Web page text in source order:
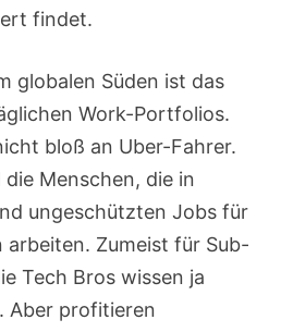
findet.
globalen Süden ist das
Work-Portfolios.
bloß an Uber-Fahrer.
Menschen, die in
ungeschützten Jobs für
arbeiten. Zumeist für Sub-
Tech Bros wissen ja
Aber profitieren